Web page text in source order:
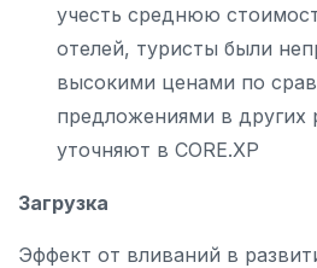
учесть среднюю
отелей, туристы были
высокими ценами по
предложениями в других
уточняют в CORE.XP
Загрузка
Эффект от вливаний в